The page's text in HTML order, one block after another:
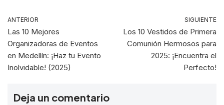
ANTERIOR
Las 10 Mejores
Organizadoras de Eventos
en Medellín: ¡Haz tu Evento
Inolvidable! (2025)
SIGUIENTE
Los 10 Vestidos de Primera
Comunión Hermosos para
2025: ¡Encuentra el
Perfecto!
Deja un comentario